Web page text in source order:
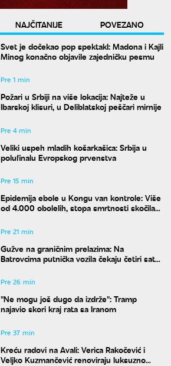
NAJČITANIJE
POVEZANO
Svet je dočekao pop spektakl: Madona i Kajli
Minog konačno objavile zajedničku pesmu
Pre 1 min
Požari u Srbiji na više lokacija: Najteže u
Ibarskoj klisuri, u Deliblatskoj peščari mirnije
Pre 4 min
Veliki uspeh mladih košarkašica: Srbija u
polufinalu Evropskog prvenstva
Pre 15 min
Epidemija ebole u Kongu van kontrole: Više
od 4.000 obolelih, stopa smrtnosti skočila
Pre 21 min
Gužve na graničnim prelazima: Na
Batrovcima putnička vozila čekaju četiri sata
Pre 26 min
"Ne mogu još dugo da izdrže": Tramp
najavio skori kraj rata sa Iranom
Pre 37 min
Kreću radovi na Avali: Verica Rakočević i
Veljko Kuzmančević renoviraju luksuzno